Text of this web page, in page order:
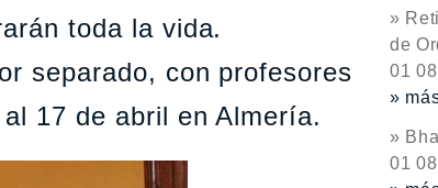
toda la vida.
separado, con profesores
17 de abril en Almería.
»
de
01
»
»
01